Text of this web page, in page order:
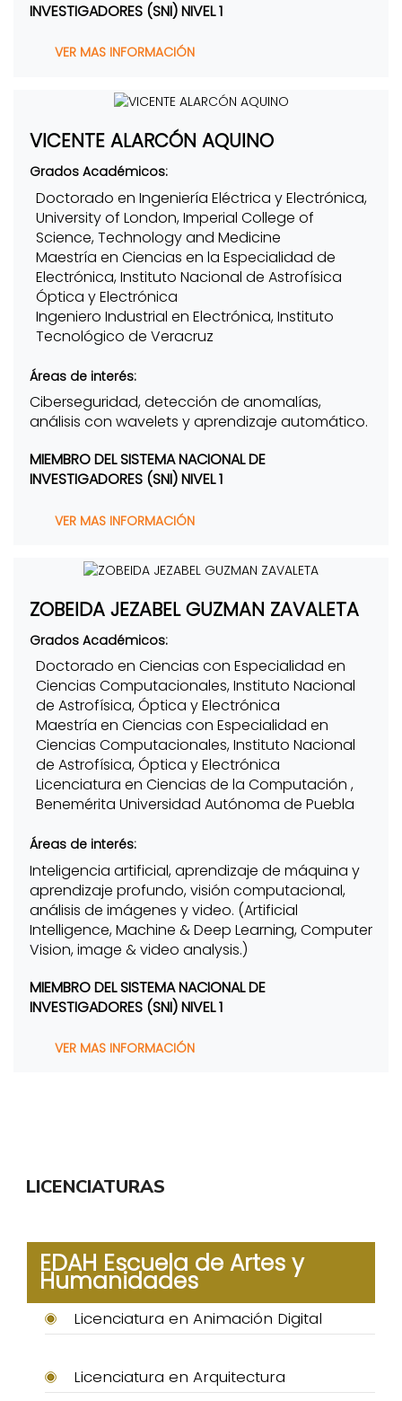
INVESTIGADORES (SNI) NIVEL 1
VER MAS INFORMACIÓN
VICENTE ALARCÓN AQUINO
Grados Académicos:
Doctorado en Ingeniería Eléctrica y Electrónica,
University of London, Imperial College of
Science, Technology and Medicine
Maestría en Ciencias en la Especialidad de
Electrónica, Instituto Nacional de Astrofísica
Óptica y Electrónica
Ingeniero Industrial en Electrónica, Instituto
Tecnológico de Veracruz
Áreas de interés:
Ciberseguridad, detección de anomalías,
análisis con wavelets y aprendizaje automático.
MIEMBRO DEL SISTEMA NACIONAL DE
INVESTIGADORES (SNI) NIVEL 1
VER MAS INFORMACIÓN
ZOBEIDA JEZABEL GUZMAN ZAVALETA
Grados Académicos:
Doctorado en Ciencias con Especialidad en
Ciencias Computacionales, Instituto Nacional
de Astrofísica, Óptica y Electrónica
Maestría en Ciencias con Especialidad en
Ciencias Computacionales, Instituto Nacional
de Astrofísica, Óptica y Electrónica
Licenciatura en Ciencias de la Computación ,
Benemérita Universidad Autónoma de Puebla
Áreas de interés:
Inteligencia artificial, aprendizaje de máquina y
aprendizaje profundo, visión computacional,
análisis de imágenes y video. (Artificial
Intelligence, Machine & Deep Learning, Computer
Vision, image & video analysis.)
MIEMBRO DEL SISTEMA NACIONAL DE
INVESTIGADORES (SNI) NIVEL 1
VER MAS INFORMACIÓN
LICENCIATURAS
EDAH Escuela de Artes y
Humanidades
Licenciatura en Animación Digital
Licenciatura en Arquitectura